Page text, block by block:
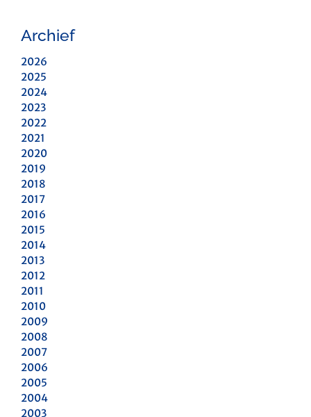
Archief
2026
2025
2024
2023
2022
2021
2020
2019
2018
2017
2016
2015
2014
2013
2012
2011
2010
2009
2008
2007
2006
2005
2004
2003